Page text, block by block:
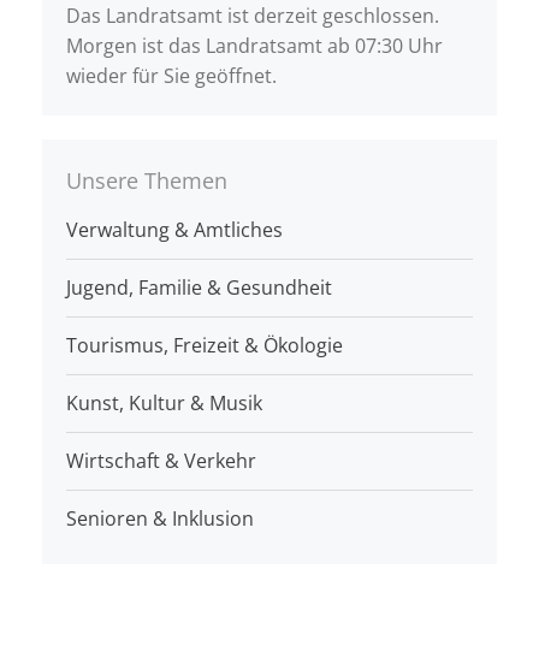
Das Landratsamt ist derzeit geschlossen.
Morgen ist das Landratsamt ab 07:30 Uhr
wieder für Sie geöffnet.
Unsere Themen
Verwaltung & Amtliches
Jugend, Familie & Gesundheit
Tourismus, Freizeit & Ökologie
Kunst, Kultur & Musik
Wirtschaft & Verkehr
Senioren & Inklusion